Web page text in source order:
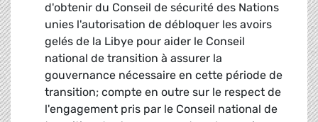
d'obtenir du Conseil de sécurité des Nations
unies l'autorisation de débloquer les avoirs
gelés de la Libye pour aider le Conseil
national de transition à assurer la
gouvernance nécessaire en cette période de
transition; compte en outre sur le respect de
l'engagement pris par le Conseil national de